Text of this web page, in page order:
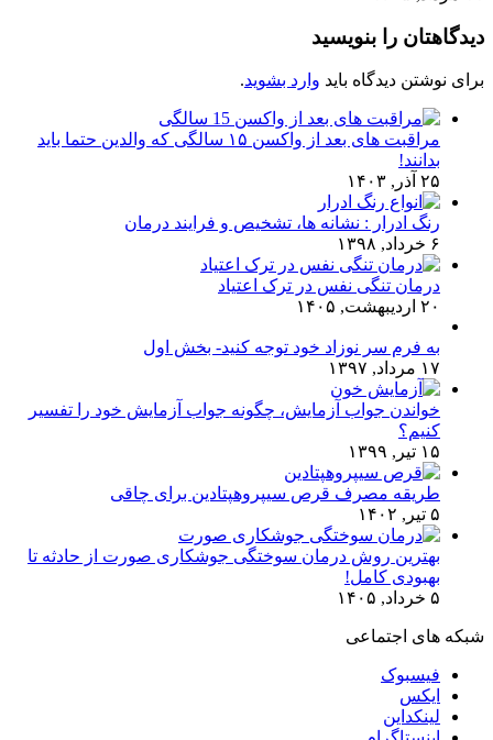
دیدگاهتان را بنویسید
برای نوشتن دیدگاه باید وارد بشوید.
مراقبت های بعد از واکسن ۱۵ سالگی که والدین حتما باید
بدانند!
۲۵ آذر, ۱۴۰۳
رنگ ادرار : نشانه ها، تشخیص و فرایند درمان
۶ خرداد, ۱۳۹۸
درمان تنگی نفس در ترک اعتیاد
۲۰ اردیبهشت, ۱۴۰۵
به فرم سر نوزاد خود توجه کنید- بخش اول
۱۷ مرداد, ۱۳۹۷
خواندن جواب آزمایش، چگونه جواب آزمایش خود را تفسیر
کنیم؟
۱۵ تیر, ۱۳۹۹
طریقه مصرف قرص سیپروهپتادین برای چاقی
۵ تیر, ۱۴۰۲
بهترین روش درمان سوختگی جوشکاری صورت از حادثه تا
بهبودی کامل!
۵ خرداد, ۱۴۰۵
شبکه های اجتماعی
فیسبوک
ایکس
لینکداین